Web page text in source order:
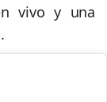
vivo y una